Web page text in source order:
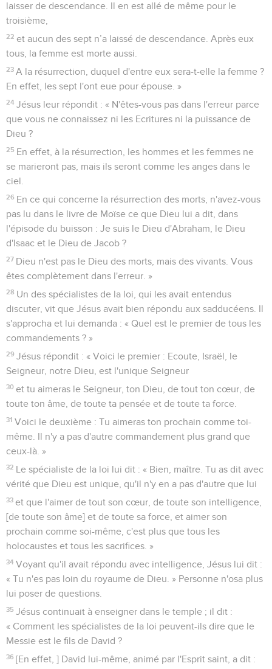
laisser de descendance. Il en est allé de même pour le
troisième,
22 et aucun des sept n’a laissé de descendance. Après eux
tous, la femme est morte aussi.
23 A la résurrection, duquel d'entre eux sera-t-elle la femme ?
En effet, les sept l'ont eue pour épouse. »
24 Jésus leur répondit : « N'êtes-vous pas dans l'erreur parce
que vous ne connaissez ni les Ecritures ni la puissance de
Dieu ?
25 En effet, à la résurrection, les hommes et les femmes ne
se marieront pas, mais ils seront comme les anges dans le
ciel.
26 En ce qui concerne la résurrection des morts, n'avez-vous
pas lu dans le livre de Moïse ce que Dieu lui a dit, dans
l'épisode du buisson : Je suis le Dieu d'Abraham, le Dieu
d'Isaac et le Dieu de Jacob ?
27 Dieu n'est pas le Dieu des morts, mais des vivants. Vous
êtes complètement dans l'erreur. »
28 Un des spécialistes de la loi, qui les avait entendus
discuter, vit que Jésus avait bien répondu aux sadducéens. Il
s'approcha et lui demanda : « Quel est le premier de tous les
commandements ? »
29 Jésus répondit : « Voici le premier : Ecoute, Israël, le
Seigneur, notre Dieu, est l'unique Seigneur
30 et tu aimeras le Seigneur, ton Dieu, de tout ton cœur, de
toute ton âme, de toute ta pensée et de toute ta force.
31 Voici le deuxième : Tu aimeras ton prochain comme toi-
même. Il n'y a pas d'autre commandement plus grand que
ceux-là. »
32 Le spécialiste de la loi lui dit : « Bien, maître. Tu as dit avec
vérité que Dieu est unique, qu'il n'y en a pas d'autre que lui
33 et que l'aimer de tout son cœur, de toute son intelligence,
[de toute son âme] et de toute sa force, et aimer son
prochain comme soi-même, c'est plus que tous les
holocaustes et tous les sacrifices. »
34 Voyant qu'il avait répondu avec intelligence, Jésus lui dit :
« Tu n'es pas loin du royaume de Dieu. » Personne n'osa plus
lui poser de questions.
35 Jésus continuait à enseigner dans le temple ; il dit :
« Comment les spécialistes de la loi peuvent-ils dire que le
Messie est le fils de David ?
36 [En effet, ] David lui-même, animé par l'Esprit saint, a dit :